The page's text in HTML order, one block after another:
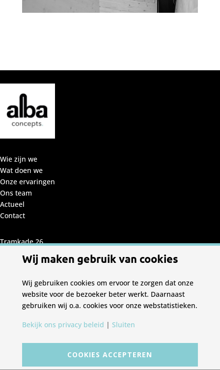
Wie zijn we
Wat doen we
Onze ervaringen
Ons team
Actueel
Contact
Tramkade 26
(2e verdieping)
5211 VB
T 085 782 67 68
© Copyright 2026 Alba Concepts | ontwerp en
realisatieEnjoy Branding|Privacy beleid|Cookie
Wij maken gebruik van cookies
Wij gebruiken cookies om ervoor te zorgen dat onze
website voor de bezoeker beter werkt. Daarnaast
gebruiken wij o.a. cookies voor onze webstatistieken.
Bekijk ons privacy beleid | Sluiten
COOKIES ACCEPTEREN